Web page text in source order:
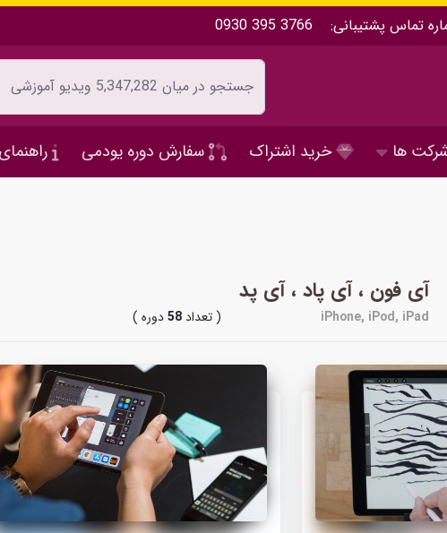
تماس پشتیبانی: 0930 395 3766
ها خرید اشتراک سفارش دوره یودمی
آی فون ، آی پاد ، آی پد
iPhone, iPod, iPad ( تعداد58دوره )